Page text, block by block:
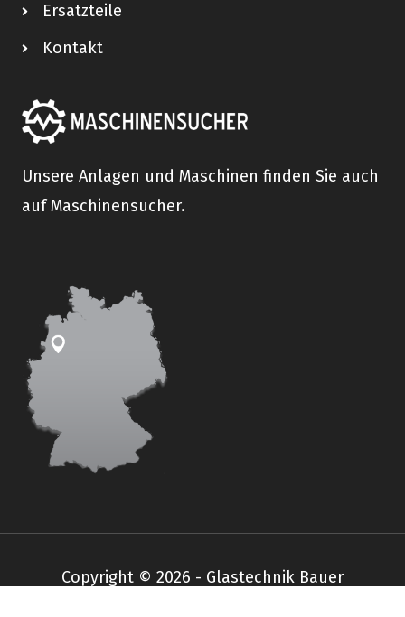
Ersatzteile
Kontakt
Unsere Anlagen und Maschinen finden Sie auch
auf Maschinensucher.
Copyright © 2026 - Glastechnik Bauer